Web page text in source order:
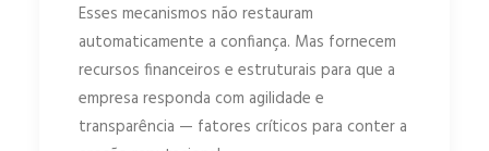
Esses mecanismos não restauram
automaticamente a confiança. Mas fornecem
recursos financeiros e estruturais para que a
empresa responda com agilidade e
transparência — fatores críticos para conter a